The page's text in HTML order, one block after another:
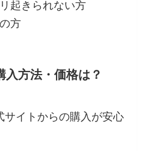
起きられない方
方
入方法・価格は？
サイトからの購入が安心